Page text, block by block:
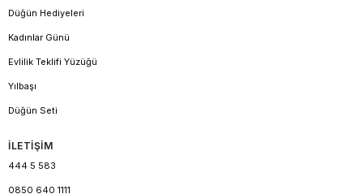
Düğün Hediyeleri
Kadınlar Günü
Evlilik Teklifi Yüzüğü
Yılbaşı
Düğün Seti
İLETİŞİM
444 5 583
0850 640 1111